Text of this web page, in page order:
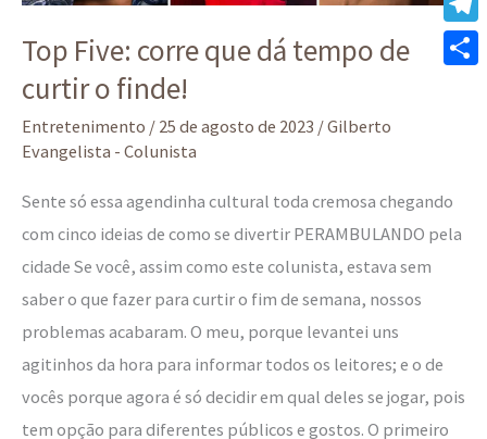
Top Five: corre que dá tempo de
curtir o finde!
Entretenimento / 25 de agosto de 2023 /Gilberto
Evangelista - Colunista
Sente só essa agendinha cultural toda cremosa chegando
com cinco ideias de como se divertir PERAMBULANDO pela
cidade Se você, assim como este colunista, estava sem
saber o que fazer para curtir o fim de semana, nossos
problemas acabaram. O meu, porque levantei uns
agitinhos da hora para informar todos os leitores; e o de
vocês porque agora é só decidir em qual deles se jogar, pois
tem opção para diferentes públicos e gostos. O primeiro
finde!